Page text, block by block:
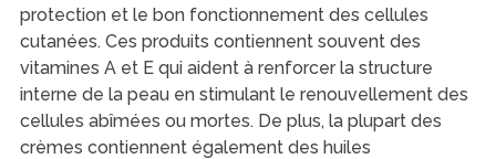
protection et le bon fonctionnement des cellules
cutanées. Ces produits contiennent souvent des
vitamines A et E qui aident à renforcer la structure
interne de la peau en stimulant le renouvellement des
cellules abîmées ou mortes. De plus, la plupart des
crèmes contiennent également des huiles